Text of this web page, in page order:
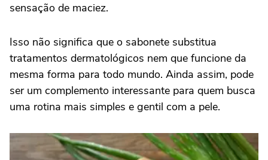
sensação de maciez.
Isso não significa que o sabonete substitua
tratamentos dermatológicos nem que funcione da
mesma forma para todo mundo. Ainda assim, pode
ser um complemento interessante para quem busca
uma rotina mais simples e gentil com a pele.